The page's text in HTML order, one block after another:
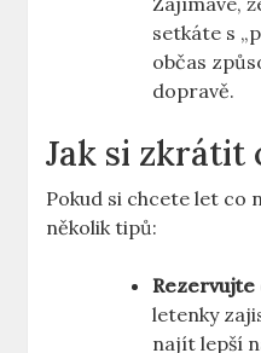
setkáte s
občas
dopravě.
Jak si zkrátit
Pokud si chcete let co
několik tipů:
Rezervujte
letenky
najít lepší